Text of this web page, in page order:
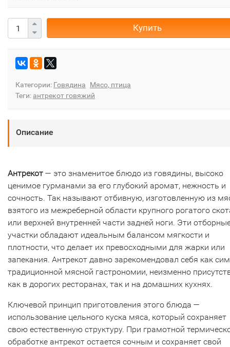
Купить
Категории: Говядина
Мясо, птица
Теги: антрекот говяжий
Описание
Антрекот — это знаменитое блюдо из говядины, высоко
ценимое гурманами за его глубокий аромат, нежность и
сочность. Так называют отбивную, изготовленную из
взятого из межреберной области крупного рогатого
или верхней внутренней части задней ноги. Эти
участки обладают идеальным балансом мягкости и
плотности, что делает их превосходными для жарки или
запекания. Антрекот давно зарекомендовал себя как
традиционной мясной гастрономии, неизменно
как в дорогих ресторанах, так и на домашних кухнях.
Ключевой принцип приготовления этого блюда —
использование цельного куска мяса, который сохраняет
свою естественную структуру. При грамотной
обработке антрекот остается сочным и сохраняет свой